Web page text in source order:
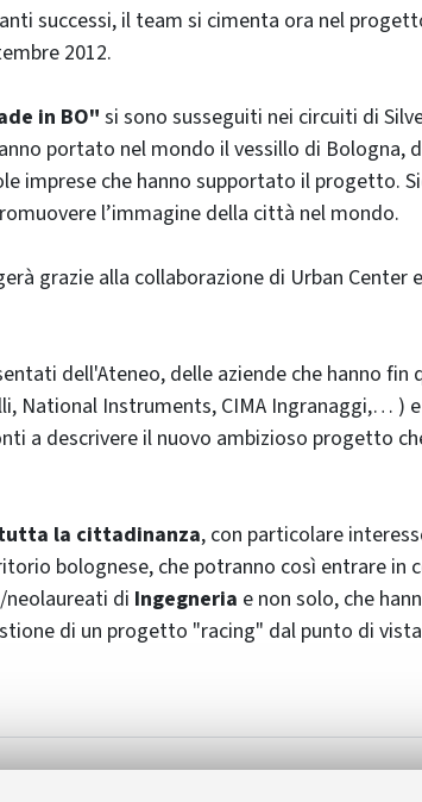
successi, il team si cimenta ora nel
2012.
in BO"si sono susseguiti nei circuiti di
portato nel mondo il vessillo di Bologna,
imprese che hanno supportato il progetto.
l’immagine della città nel mondo.
grazie alla collaborazione di Urban Center
dell'Ateneo, delle aziende che hanno fin
National Instruments, CIMA Ingranaggi,… )
a descrivere il nuovo ambizioso progetto
la cittadinanza, con particolare
bolognese, che potranno così entrare in
di Ingegneria e non solo, che
di un progetto "racing" dal punto di